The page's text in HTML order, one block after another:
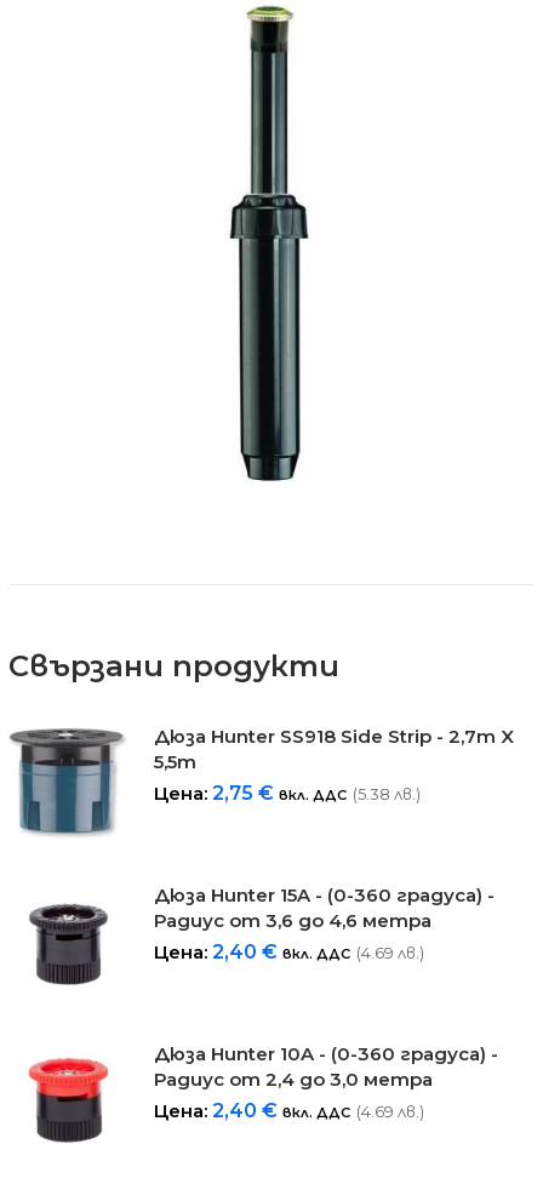
Свързани продукти
Дюза Hunter SS918 Side Strip - 2,7m X
5,5m
Цена:2,75€ вкл. ДДС (5.38 лв.)
Дюза Hunter 15A - (0-360 градуса) -
Радиус от 3,6 до 4,6 метра
Цена:2,40€ вкл. ДДС (4.69 лв.)
Дюза Hunter 10A - (0-360 градуса) -
Радиус от 2,4 до 3,0 метра
Цена:2,40€ вкл. ДДС (4.69 лв.)